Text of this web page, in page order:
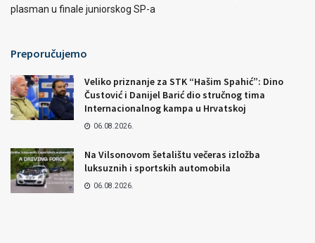
plasman u finale juniorskog SP-a
Preporučujemo
Veliko priznanje za STK “Hašim Spahić”: Dino
Čustović i Danijel Barić dio stručnog tima
Internacionalnog kampa u Hrvatskoj
06.08.2026.
Na Vilsonovom šetalištu večeras izložba
luksuznih i sportskih automobila
06.08.2026.